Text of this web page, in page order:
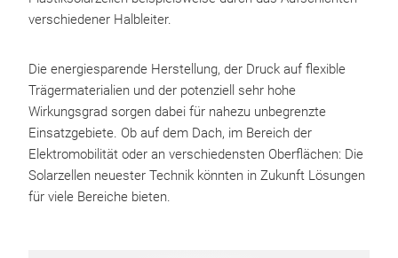
verschiedener Halbleiter.
Die energiesparende Herstellung, der Druck auf flexible
Trägermaterialien und der potenziell sehr hohe
Wirkungsgrad sorgen dabei für nahezu unbegrenzte
Einsatzgebiete. Ob auf dem Dach, im Bereich der
Elektromobilität oder an verschiedensten Oberflächen: Die
Solarzellen neuester Technik könnten in Zukunft Lösungen
für viele Bereiche bieten.